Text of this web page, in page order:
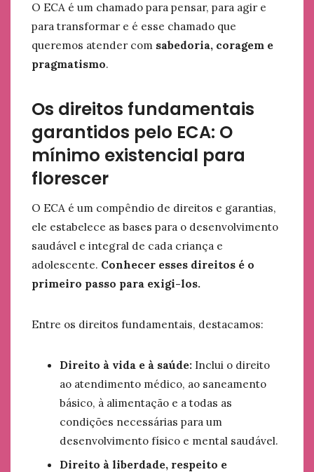
O ECA é um chamado para pensar, para agir e
para transformar e é esse chamado que
queremos atender com sabedoria, coragem e
pragmatismo.
Os direitos fundamentais
garantidos pelo ECA: O
mínimo existencial para
florescer
O ECA é um compêndio de direitos e garantias,
ele estabelece as bases para o desenvolvimento
saudável e integral de cada criança e
adolescente. Conhecer esses direitos é o
primeiro passo para exigi-los.
Entre os direitos fundamentais, destacamos:
Direito à vida e à saúde: Inclui o direito
ao atendimento médico, ao saneamento
básico, à alimentação e a todas as
condições necessárias para um
desenvolvimento físico e mental saudável.
Direito à liberdade, respeito e